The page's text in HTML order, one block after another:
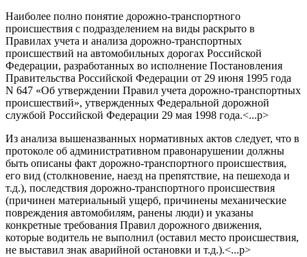
Наиболее полно понятие дорожно-транспортного
происшествия с подразделением на виды раскрыто в
Правилах учета и анализа дорожно-транспортных
происшествий на автомобильных дорогах Российской
Федерации, разработанных во исполнение Постановления
Правительства Российской Федерации от 29 июня 1995 года
N 647 «Об утверждении Правил учета дорожно-транспортных
происшествий», утвержденных Федеральной дорожной
службой Российской Федерации 29 мая 1998 года.<...p>
Из анализа вышеназванных нормативных актов следует, что в
протоколе об административном правонарушении должны
быть описаны факт дорожно-транспортного происшествия,
его вид (столкновение, наезд на препятствие, на пешехода и
т.д.), последствия дорожно-транспортного происшествия
(причинен материальный ущерб, причинены механические
повреждения автомобилям, ранены люди) и указаны
конкретные требования Правил дорожного движения,
которые водитель не выполнил (оставил место происшествия,
не выставил знак аварийной остановки и т.д.).<...p>